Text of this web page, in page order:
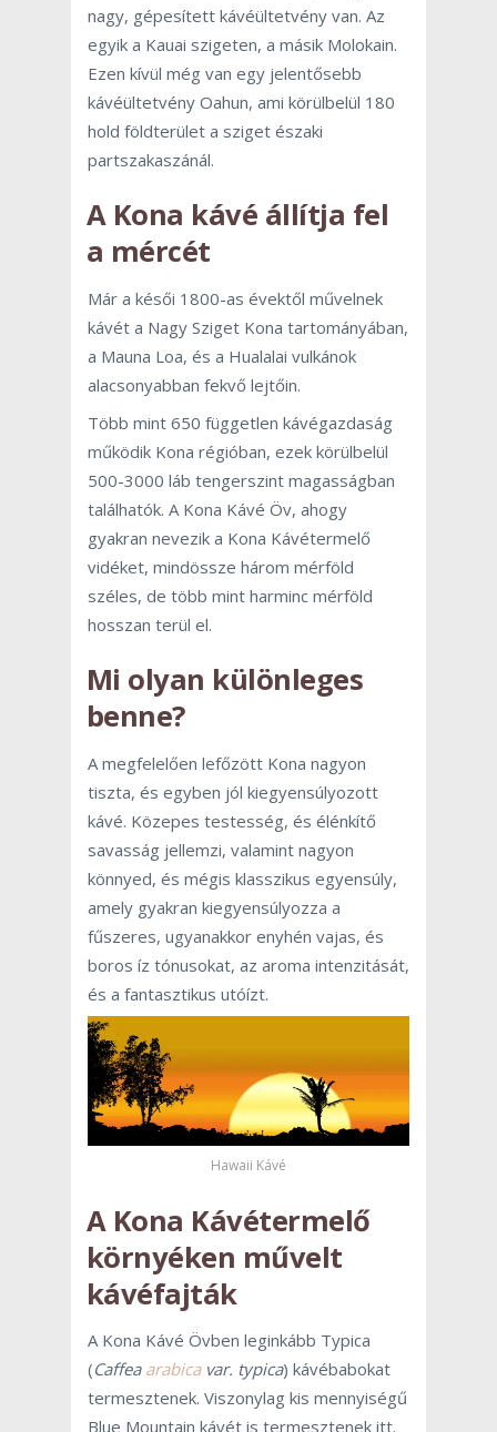
nagy, gépesített kávéültetvény van. Az
egyik a Kauai szigeten, a másik Molokain.
Ezen kívül még van egy jelentősebb
kávéültetvény Oahun, ami körülbelül 180
hold földterület a sziget északi
partszakaszánál.
A Kona kávé állítja fel
a mércét
Már a késői 1800-as évektől művelnek
kávét a Nagy Sziget Kona tartományában,
a Mauna Loa, és a Hualalai vulkánok
alacsonyabban fekvő lejtőin.
Több mint 650 független kávégazdaság
működik Kona régióban, ezek körülbelül
500-3000 láb tengerszint magasságban
találhatók. A Kona Kávé Öv, ahogy
gyakran nevezik a Kona Kávétermelő
vidéket, mindössze három mérföld
széles, de több mint harminc mérföld
hosszan terül el.
Mi olyan különleges
benne?
A megfelelően lefőzött Kona nagyon
tiszta, és egyben jól kiegyensúlyozott
kávé. Közepes testesség, és élénkítő
savasság jellemzi, valamint nagyon
könnyed, és mégis klasszikus egyensúly,
amely gyakran kiegyensúlyozza a
fűszeres, ugyanakkor enyhén vajas, és
boros íz tónusokat, az aroma intenzitását,
és a fantasztikus utóízt.
Hawaii Kávé
A Kona Kávétermelő
környéken művelt
kávéfajták
A Kona Kávé Övben leginkább Typica
(Caffea arabicavar. typica) kávébabokat
termesztenek. Viszonylag kis mennyiségű
Blue Mountain kávét is termesztenek itt.